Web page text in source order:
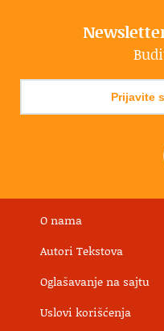
Prijavite
O nama
Autori Tekstova
Oglašavanje na sajtu
Uslovi korišćenja